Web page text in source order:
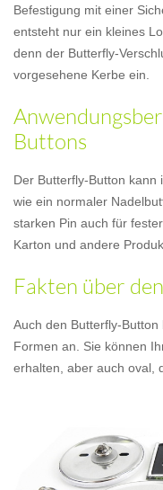
Befestigung mit einer
entsteht nur ein kleines
denn der Butterfly-
vorgesehene Kerbe ein.
Buttons
Der Butterfly-Button kann
wie ein normaler
starken Pin auch für
Karton und andere
Fakten über
Auch den Butterfly-
Formen an. Sie können
erhalten, aber auch oval,